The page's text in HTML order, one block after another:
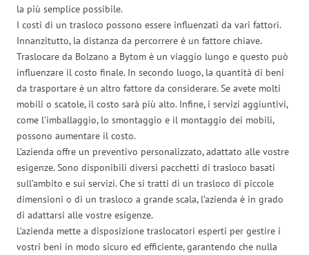
la più semplice possibile.
I costi di un trasloco possono essere influenzati da vari fattori.
Innanzitutto, la distanza da percorrere è un fattore chiave.
Traslocare da Bolzano a Bytom è un viaggio lungo e questo può
influenzare il costo finale. In secondo luogo, la quantità di beni
da trasportare è un altro fattore da considerare. Se avete molti
mobili o scatole, il costo sarà più alto. Infine, i servizi aggiuntivi,
come l’imballaggio, lo smontaggio e il montaggio dei mobili,
possono aumentare il costo.
L’azienda offre un preventivo personalizzato, adattato alle vostre
esigenze. Sono disponibili diversi pacchetti di trasloco basati
sull’ambito e sui servizi. Che si tratti di un trasloco di piccole
dimensioni o di un trasloco a grande scala, l’azienda è in grado
di adattarsi alle vostre esigenze.
L’azienda mette a disposizione traslocatori esperti per gestire i
vostri beni in modo sicuro ed efficiente, garantendo che nulla